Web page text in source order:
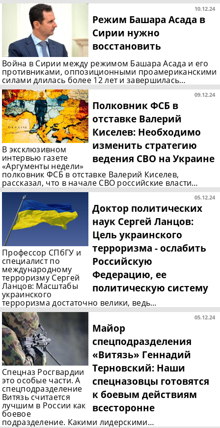
10.12.24
Режим Башара Асада в
Сирии нужно
восстановить
Война в Сирии между режимом Башара Асада и его
противниками, оппозиционными проамериканскими
силами длилась более 12 лет и завершилась…
09.12.24
Полковник ФСБ в
отставке Валерий
Киселев: Необходимо
изменить стратегию
ведения СВО на Украине
В эксклюзивном
интервью газете
«Аргументы недели»
полковник ФСБ в отставке Валерий Киселев,
рассказал, что в начале СВО российские власти…
05.12.24
Доктор политических
наук Сергей Ланцов:
Цель украинского
терроризма - ослабить
Российскую
Федерацию, ее
политическую систему
Профессор СПбГУ и
специалист по
международному
терроризму Сергей
Ланцов: Масштабы
украинского
терроризма достаточно велики, ведь…
05.12.24
Майор
спецподразделения
«Витязь» Геннадий
Терновский: Наши
спецназовцы готовятся
к боевым действиям
всесторонне
Спецназ Росгвардии
это особые части. А
спецподразделение
Витязь считается
лучшим в России как
боевое
подразделение. Какими лидерскими…